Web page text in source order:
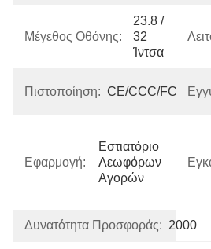
Μέγεθος Οθόνης:
23.8 /
32
Ίντσα
Πιστοποίηση: CE/CCC/FCC/
Εφαρμογή:
Εστιατόριο
Λεωφόρων
Αγορών
Δυνατότητα Προσφοράς: 2000